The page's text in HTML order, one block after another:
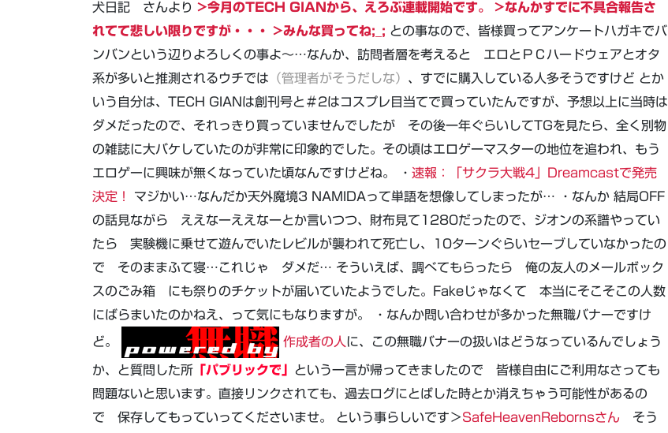
犬日記 さんより >今月のTECH GIANから、えろぶ連載開始です。 >なんかすでに不具合報告さ
れてて悲しい限りですが・・・ >みんな買ってね;_; との事なので、皆様買ってアンケートハガキでバ
ンバンという辺りよろしくの事よ～…なんか、訪問者層を考えると エロとＰＣハードウェアとオタ
系が多いと推測されるウチでは （管理者がそうだしな） 、すでに購入している人多そうですけど とか
いう自分は、TECH GIANは創刊号と＃2はコスプレ目当てで買っていたんですが、予想以上に当時は
ダメだったので、それっきり買っていませんでしたが その後一年ぐらいしてTGを見たら、全く別物
の雑誌に大バケしていたのが非常に印象的でした。その頃はエロゲーマスターの地位を追われ、もう
エロゲーに興味が無くなっていた頃なんですけどね。 ・ 速報：
「サクラ大戦4」Dreamcastで発売
決定！
マジかい…なんだか天外魔境3 NAMIDAって単語を想像してしまったが… ・なんか 結局OFF
の話見ながら ええなーええなーとか言いつつ、財布見て1280だったので、ジオンの系譜やってい
たら 実験機に乗せて遊んでいたレビルが襲われて死亡し、10ターンぐらいセーブしていなかったの
で そのままふて寝…これじゃ ダメだ… そういえば、調べてもらったら 俺の友人のメールボック
スのごみ箱 にも祭りのチケットが届いていたようでした。Fakeじゃなくて 本当にそこそこの人数
にばらまいたのかねえ、って気にもなりますが。 ・なんか問い合わせが多かった無職バナーですけ
ど。 作成者の人 に、この無職バナーの扱いはどうなっているんでしょう
か、と質問した所 「パブリックで」 という一言が帰ってきましたので 皆様自由にご利用なさっても
問題ないと思います。直接リンクされても、過去ログにとばした時とか消えちゃう可能性があるの
で 保存してもっていってくださいませ。 という事らしいです＞SafeHeavenRebornsさん そう